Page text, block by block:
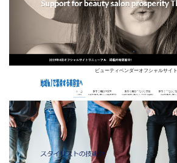
ビューティベンダーオフシャルサイト